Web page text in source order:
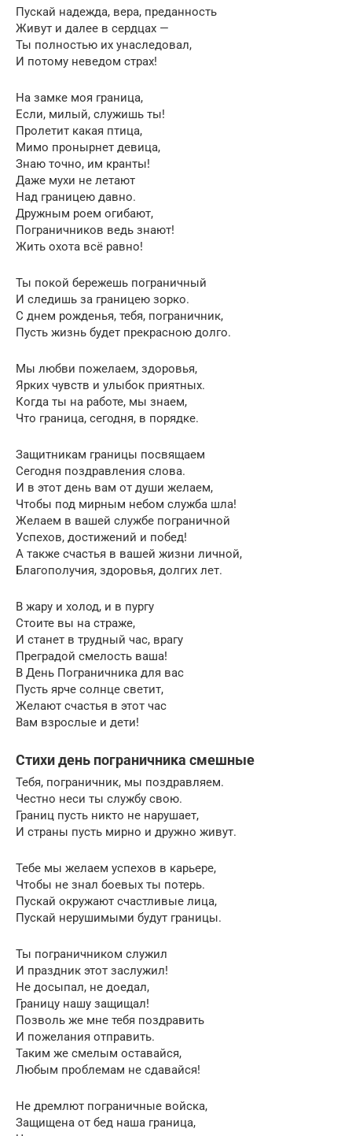
Пускай надежда, вера, преданность
Живут и далее в сердцах —
Ты полностью их унаследовал,
И потому неведом страх!
На замке моя граница,
Если, милый, служишь ты!
Пролетит какая птица,
Мимо пронырнет девица,
Знаю точно, им кранты!
Даже мухи не летают
Над границею давно.
Дружным роем огибают,
Пограничников ведь знают!
Жить охота всё равно!
Ты покой бережешь пограничный
И следишь за границею зорко.
С днем рожденья, тебя, пограничник,
Пусть жизнь будет прекрасною долго.
Мы любви пожелаем, здоровья,
Ярких чувств и улыбок приятных.
Когда ты на работе, мы знаем,
Что граница, сегодня, в порядке.
Защитникам границы посвящаем
Сегодня поздравления слова.
И в этот день вам от души желаем,
Чтобы под мирным небом служба шла!
Желаем в вашей службе пограничной
Успехов, достижений и побед!
А также счастья в вашей жизни личной,
Благополучия, здоровья, долгих лет.
В жару и холод, и в пургу
Стоите вы на страже,
И станет в трудный час, врагу
Преградой смелость ваша!
В День Пограничника для вас
Пусть ярче солнце светит,
Желают счастья в этот час
Вам взрослые и дети!
Стихи день пограничника смешные
Тебя, пограничник, мы поздравляем.
Честно неси ты службу свою.
Границ пусть никто не нарушает,
И страны пусть мирно и дружно живут.
Тебе мы желаем успехов в карьере,
Чтобы не знал боевых ты потерь.
Пускай окружают счастливые лица,
Пускай нерушимыми будут границы.
Ты пограничником служил
И праздник этот заслужил!
Не досыпал, не доедал,
Границу нашу защищал!
Позволь же мне тебя поздравить
И пожелания отправить.
Таким же смелым оставайся,
Любым проблемам не сдавайся!
Не дремлют пограничные войска,
Защищена от бед наша граница,